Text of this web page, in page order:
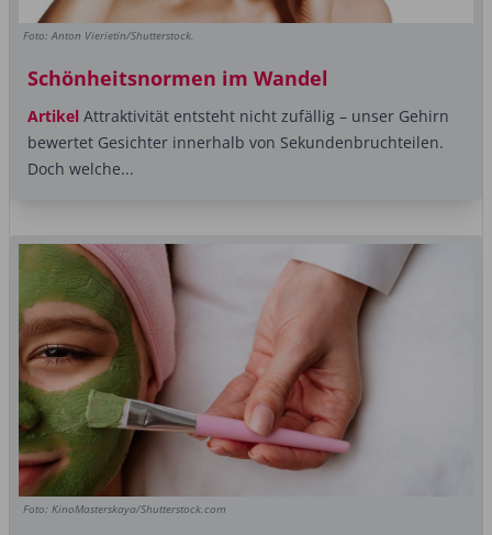
Foto: Anton Vierietin/Shutterstock.
Schönheitsnormen im Wandel
Artikel Attraktivität entsteht nicht zufällig – unser Gehirn
bewertet Gesichter innerhalb von Sekundenbruchteilen.
Doch welche...
Foto: KinoMasterskaya/Shutterstock.com